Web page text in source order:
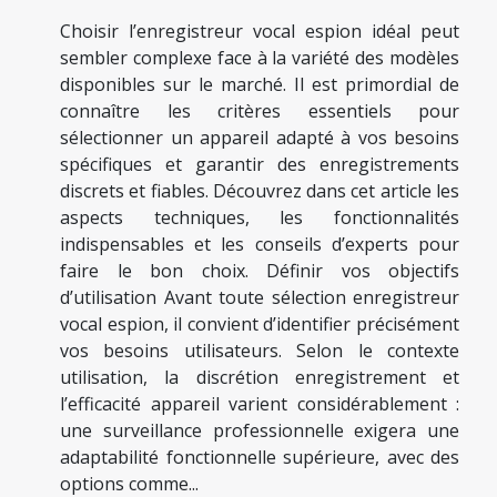
Choisir l’enregistreur vocal espion idéal peut
sembler complexe face à la variété des modèles
disponibles sur le marché. Il est primordial de
connaître les critères essentiels pour
sélectionner un appareil adapté à vos besoins
spécifiques et garantir des enregistrements
discrets et fiables. Découvrez dans cet article les
aspects techniques, les fonctionnalités
indispensables et les conseils d’experts pour
faire le bon choix. Définir vos objectifs
d’utilisation Avant toute sélection enregistreur
vocal espion, il convient d’identifier précisément
vos besoins utilisateurs. Selon le contexte
utilisation, la discrétion enregistrement et
l’efficacité appareil varient considérablement :
une surveillance professionnelle exigera une
adaptabilité fonctionnelle supérieure, avec des
options comme...